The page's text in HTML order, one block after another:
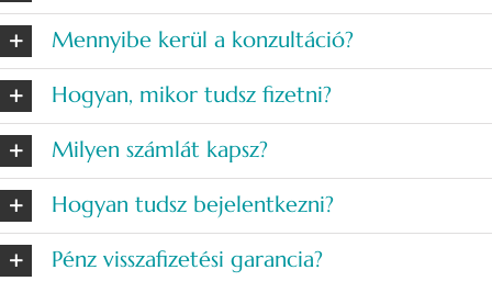
Mennyibe kerül a konzultáció?
Hogyan, mikor tudsz fizetni?
Milyen számlát kapsz?
Hogyan tudsz bejelentkezni?
Pénz visszafizetési garancia?